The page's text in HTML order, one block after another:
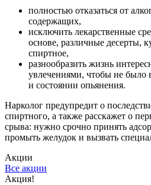
полностью отказаться от
содержащих,
исключить лекарственные
основе, различные десерты,
спиртное,
разнообразить жизнь
увлечениями, чтобы не было
и состоянии опьянения.
Нарколог предупредит о
спиртного, а также расскажет о
срыва: нужно срочно принять
промыть желудок и вызвать
Акции
Все акции
Акция!